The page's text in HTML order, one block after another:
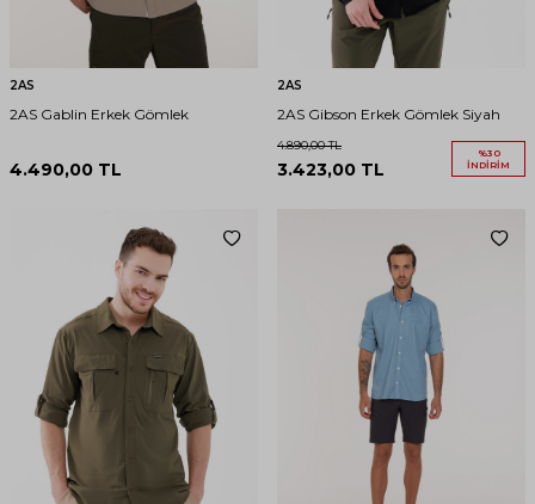
2AS
2AS Gablin Erkek Gömlek
4.490,00 TL
2AS
2AS Gibson Erkek Gömlek Siyah
4.890,00TL
3.423,00 TL
%30
İNDIRIM